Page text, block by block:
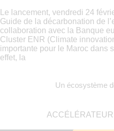
Le lancement, vendredi 24
Guide de la décarbonation de
collaboration avec la Banque
Cluster ENR (Climate
importante pour le Maroc dans
effet, la
Un écosystème